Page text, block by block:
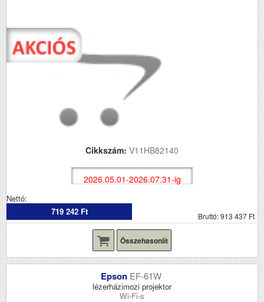
Cikkszám: V11HB82140
2026.05.01-2026.07.31-ig
Nettó:
719 242 Ft
Bruttó: 913 437 Ft
Összehasonlít
Epson EF-61W
lézerházimozi projektor
Wi-Fi-s